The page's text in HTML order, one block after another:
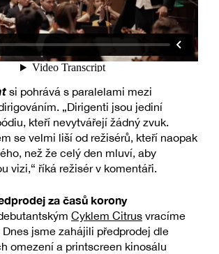
si pohrává s paralelami mezi
„Dirigenti jsou jediní
kteří nevytvářejí žádný zvuk.
se velmi liší od režisérů, kteří naopak
​​než že celý den mluví, aby
vizi,“ říká režisér v komentáři.
za časů korony
Cyklem Citrus vracíme
jsme zahájili předprodej dle
omezení a printscreen kinosálu